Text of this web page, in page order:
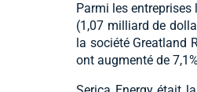
Parmi les
(1,07 milliard de
la société Greatland
ont augmenté de